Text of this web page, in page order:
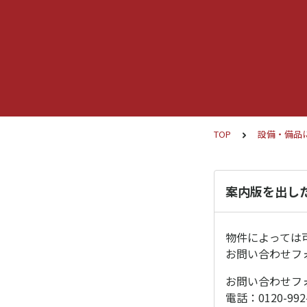
TOP 設備・備品
案内版を出し
物件によっては
お問い合わせ
お問い合わせフ
電話：0120-